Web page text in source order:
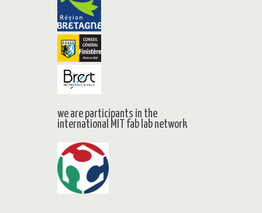
we are participants in the
international MIT fab lab network